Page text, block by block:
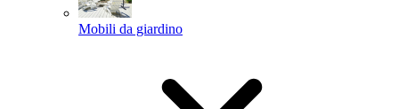
Mobili da giardino